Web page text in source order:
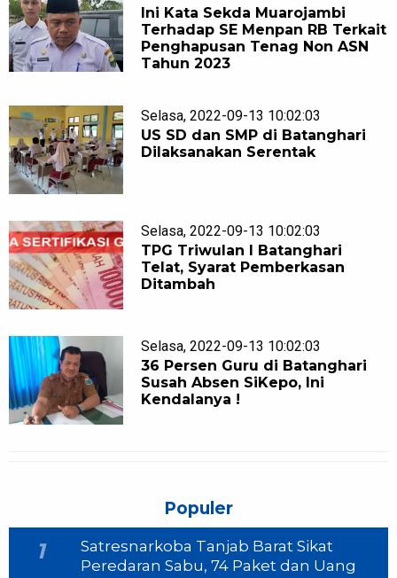
Ini Kata Sekda Muarojambi
Terhadap SE Menpan RB Terkait
Penghapusan Tenag Non ASN
Tahun 2023
Selasa, 2022-09-13 10:02:03
US SD dan SMP di Batanghari
Dilaksanakan Serentak
Selasa, 2022-09-13 10:02:03
TPG Triwulan I Batanghari
Telat, Syarat Pemberkasan
Ditambah
Selasa, 2022-09-13 10:02:03
36 Persen Guru di Batanghari
Susah Absen SiKepo, Ini
Kendalanya !
Populer
1
Satresnarkoba Tanjab Barat Sikat
Peredaran Sabu, 74 Paket dan Uang